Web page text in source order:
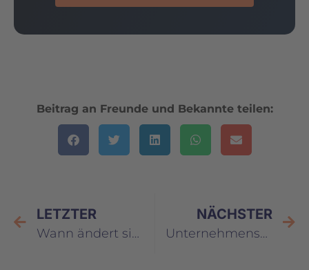
Beitrag an Freunde und Bekannte teilen:
LETZTER
Wann ändert sich ein Mensch?
NÄCHSTER
Unternehmenskultur: das Fundament in Krisenzeiten